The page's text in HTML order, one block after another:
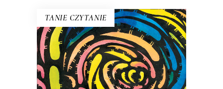
TANIE CZYTANIE
DROBIAZG. MIŁOŚĆ W
CZASACH GENETYKI
Tomáš zaczyna traktować każdego